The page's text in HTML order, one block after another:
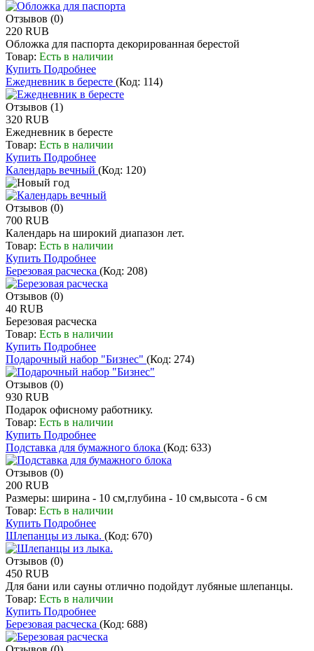
Отзывов (0)
220 RUB
Обложка для паспорта декорированная берестой
Товар: Есть в наличии
Купить Подробнее
Ежедневник в бересте (Код: 114)
Отзывов (1)
320 RUB
Ежедневник в бересте
Товар: Есть в наличии
Купить Подробнее
Календарь вечный (Код: 120)
Отзывов (0)
700 RUB
Календарь на широкий диапазон лет.
Товар: Есть в наличии
Купить Подробнее
Березовая расческа (Код: 208)
Отзывов (0)
40 RUB
Березовая расческа
Товар: Есть в наличии
Купить Подробнее
Подарочный набор "Бизнес" (Код: 274)
Отзывов (0)
930 RUB
Подарок офисному работнику.
Товар: Есть в наличии
Купить Подробнее
Подставка для бумажного блока (Код: 633)
Отзывов (0)
200 RUB
Размеры: ширина - 10 см,глубина - 10 см,высота - 6 см
Товар: Есть в наличии
Купить Подробнее
Шлепанцы из лыка. (Код: 670)
Отзывов (0)
450 RUB
Для бани или сауны отлично подойдут лубяные шлепанцы.
Товар: Есть в наличии
Купить Подробнее
Березовая расческа (Код: 688)